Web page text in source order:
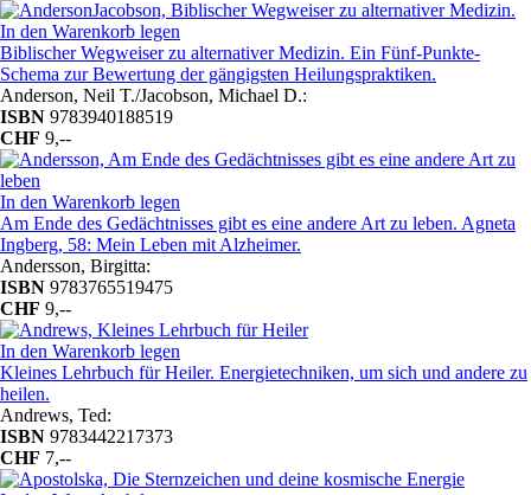
In den Warenkorb legen
Biblischer Wegweiser zu alternativer Medizin. Ein Fünf-Punkte-
Schema zur Bewertung der gängigsten Heilungspraktiken.
Anderson, Neil T./Jacobson, Michael D.:
ISBN 9783940188519
CHF 9,--
In den Warenkorb legen
Am Ende des Gedächtnisses gibt es eine andere Art zu leben. Agneta
Ingberg, 58: Mein Leben mit Alzheimer.
Andersson, Birgitta:
ISBN 9783765519475
CHF 9,--
In den Warenkorb legen
Kleines Lehrbuch für Heiler. Energietechniken, um sich und andere zu
heilen.
Andrews, Ted:
ISBN 9783442217373
CHF 7,--